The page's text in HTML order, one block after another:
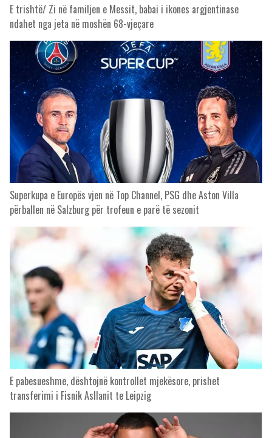
E trishtë/ Zi në familjen e Messit, babai i ikones argjentinase
ndahet nga jeta në moshën 68-vjeçare
Superkupa e Europës vjen në Top Channel, PSG dhe Aston Villa
përballen në Salzburg për trofeun e parë të sezonit
E pabesueshme, dështojnë kontrollet mjekësore, prishet
transferimi i Fisnik Asllanit te Leipzig